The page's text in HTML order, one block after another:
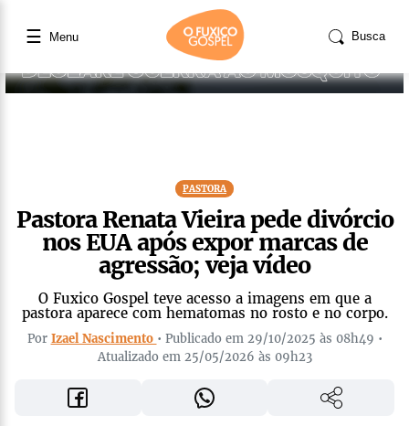
☰ Menu Busca
PASTORA
Pastora Renata Vieira pede divórcio
nos EUA após expor marcas de
agressão; veja vídeo
O Fuxico Gospel teve acesso a imagens em que a
pastora aparece com hematomas no rosto e no corpo.
Por Izael Nascimento • Publicado em 29/10/2025 às 08h49 •
Atualizado em 25/05/2026 às 09h23